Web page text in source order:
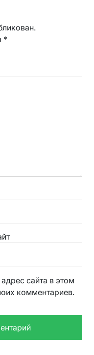
*
сайта в этом
комментариев.